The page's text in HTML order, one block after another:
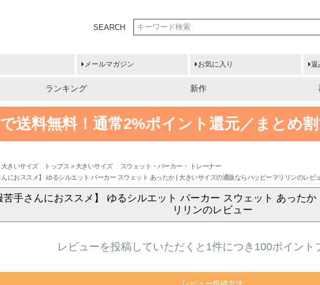
SEARCH
メールマガジン お気に入り 返
ランキング 新作
送料無料！ 通常2%ポイント還元／まとめ割
大きいサイズ トップス
大きいサイズ スウェット・パーカー・ トレーナー
におススメ】 ゆるシルエット パーカー スウェット あったか | 大きいサイズの通販ならハッピーマリリンのレビ
手さんにおススメ】 ゆるシルエット パーカー スウェット あった
リリンのレビュー
レビューを投稿していただくと1件につき100ポイント